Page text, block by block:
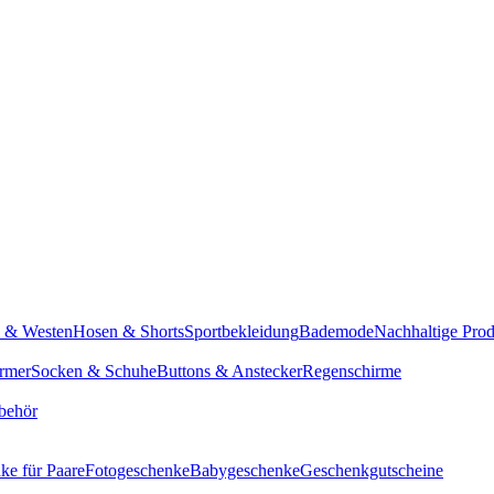
& WestenHosen & ShortsSportbekleidungBademodeNachhaltige
Socken & SchuheButtons & AnsteckerRegenschirme
für PaareFotogeschenkeBabygeschenkeGeschenkgutscheine